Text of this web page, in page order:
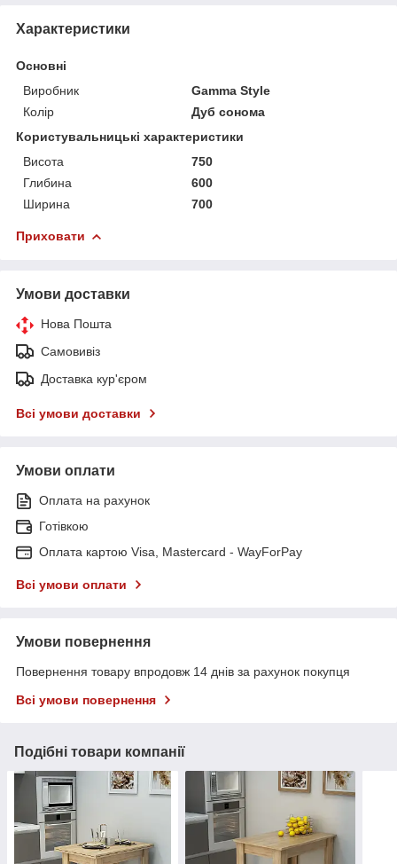
Характеристики
Основні
Виробник
Gamma Style
Колір
Дуб сонома
Користувальницькі характеристики
Висота
750
Глибина
600
Ширина
700
Приховати
Умови доставки
Нова Пошта
Самовивіз
Доставка кур'єром
Всі умови доставки
Умови оплати
Оплата на рахунок
Готівкою
Оплата картою Visa, Mastercard - WayForPay
Всі умови оплати
Умови повернення
Повернення товару впродовж 14 днів за рахунок покупця
Всі умови повернення
Подібні товари компанії